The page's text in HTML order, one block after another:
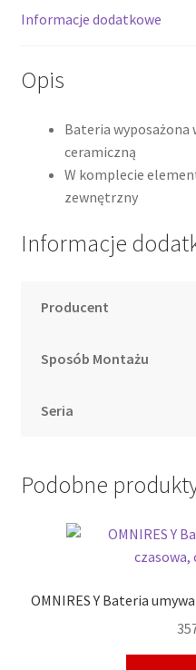
Informacje dodatkowe
Opis
Bateria wyposażona
ceramiczną
W komplecie
zewnętrzny
Informacje
Producent
Sposób Montażu
Seria
Podobne
OMNIRES Y Bateria